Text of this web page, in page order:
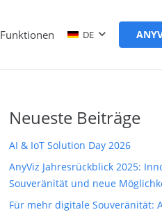
Funktionen DE
Neueste Beiträge
AI & IoT Solution Day 2026
AnyViz Jahresrückblick 2025:
Souveränität und neue
Für mehr digitale Souveränität: